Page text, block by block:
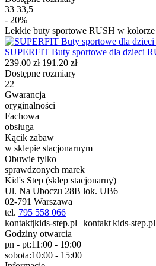
33 33,5
- 20%
Lekkie buty sportowe RUSH w kolorze
SUPERFIT Buty sportowe dla dzieci
239.00 zł 191.20 zł
Dostępne rozmiary
22
Gwarancja
oryginalności
Fachowa
obsługa
Kącik zabaw
w sklepie stacjonarnym
Obuwie tylko
sprawdzonych marek
Kid's Step (sklep stacjonarny)
Ul. Na Uboczu 28B lok. UB6
02-791 Warszawa
tel. 795 558 066
kontakt|kids-step.pl| |kontakt|kids-step.pl
Godziny otwarcia
pn - pt:11:00 - 19:00
sobota:10:00 - 15:00